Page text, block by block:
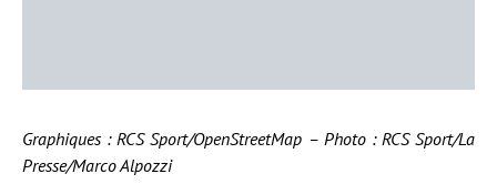
Graphiques : RCS Sport/OpenStreetMap – Photo : RCS Sport/La
Presse/Marco Alpozzi